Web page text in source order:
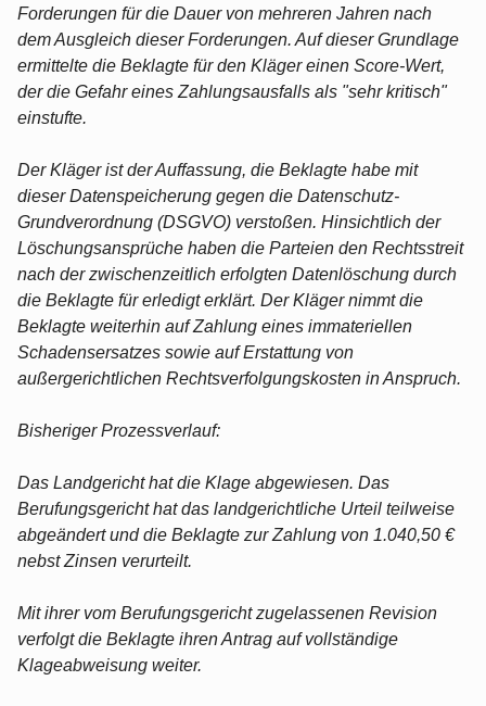
Forderungen für die Dauer von mehreren Jahren nach
dem Ausgleich dieser Forderungen. Auf dieser Grundlage
ermittelte die Beklagte für den Kläger einen Score-Wert,
der die Gefahr eines Zahlungsausfalls als "sehr kritisch"
einstufte.
Der Kläger ist der Auffassung, die Beklagte habe mit
dieser Datenspeicherung gegen die Datenschutz-
Grundverordnung (DSGVO) verstoßen. Hinsichtlich der
Löschungsansprüche haben die Parteien den Rechtsstreit
nach der zwischenzeitlich erfolgten Datenlöschung durch
die Beklagte für erledigt erklärt. Der Kläger nimmt die
Beklagte weiterhin auf Zahlung eines immateriellen
Schadensersatzes sowie auf Erstattung von
außergerichtlichen Rechtsverfolgungskosten in Anspruch.
Bisheriger Prozessverlauf:
Das Landgericht hat die Klage abgewiesen. Das
Berufungsgericht hat das landgerichtliche Urteil teilweise
abgeändert und die Beklagte zur Zahlung von 1.040,50 €
nebst Zinsen verurteilt.
Mit ihrer vom Berufungsgericht zugelassenen Revision
verfolgt die Beklagte ihren Antrag auf vollständige
Klageabweisung weiter.